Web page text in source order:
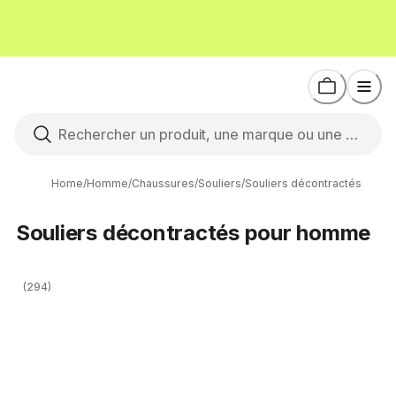
Home/Homme/Chaussures/Souliers/Souliers décontractés
Souliers décontractés pour homme
(294)